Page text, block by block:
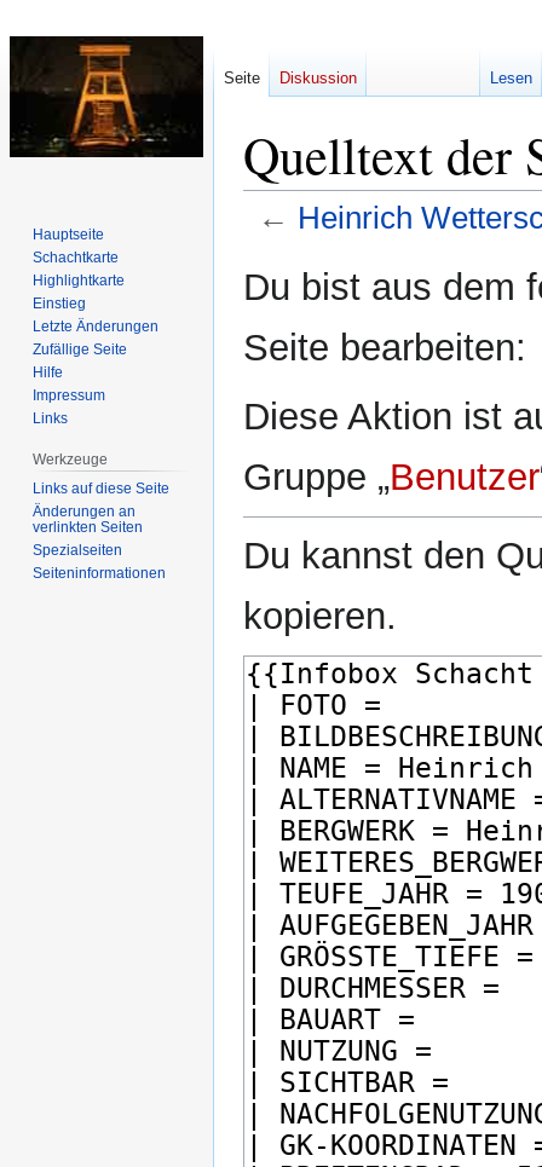
Quelltext der
← Heinrich
Navigation
Suche
Du bist aus dem
Seite bearbeiten:
Diese Aktion ist
Gruppe „Benutzer
Du kannst den
kopieren.
Seite Diskussion Lesen
Hauptseite
Schachtkarte
Highlightkarte
Einstieg
Letzte Änderungen
Zufällige Seite
Hilfe
Impressum
Links
Werkzeuge
Links auf diese Seite
Änderungen an
verlinkten Seiten
Spezialseiten
Seiten­­informationen